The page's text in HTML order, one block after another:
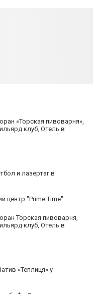
«Торская пивоварня»,
клуб, Отель в
и лазертаг в
центр "Prime Time"
Торская пивоварня,
клуб, Отель в
«Теплиця» у